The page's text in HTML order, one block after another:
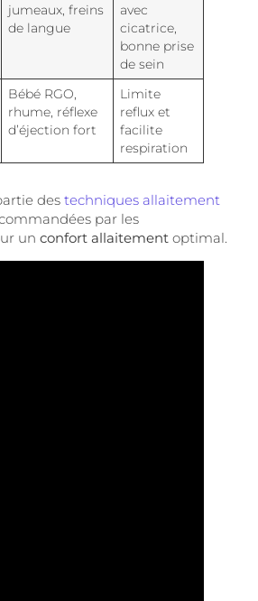
jumeaux, freins
de langue
avec
cicatrice,
bonne prise
de sein
Bébé RGO,
rhume, réflexe
d’éjection fort
Limite
reflux et
facilite
respiration
des techniques allaitement
par les
un confort allaitement optimal.